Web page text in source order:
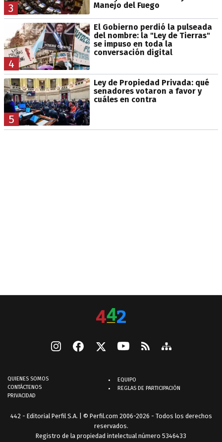
3
Manejo del Fuego
4
El Gobierno perdió la pulseada
del nombre: la "Ley de Tierras"
se impuso en toda la
conversación digital
5
Ley de Propiedad Privada: qué
senadores votaron a favor y
cuáles en contra
QUIENES SOMOS
CONTÁCTENOS
PRIVACIDAD
EQUIPO
REGLAS DE PARTICIPACIÓN
442 - Editorial Perfil S.A. | © Perfil.com 2006-2026 - Todos los derechos
reservados.
Registro de la propiedad intelectual número 5346433